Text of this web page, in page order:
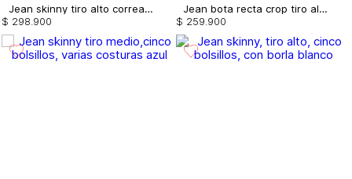
Jean skinny tiro alto correa piton para mujer
$ 298 900
Jean bota recta crop tiro alto en pu
$ 259 900